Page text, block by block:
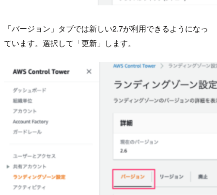
「バージョン」タブでは新しい2.7が利用できるようになっ
ています。選択して「更新」します。